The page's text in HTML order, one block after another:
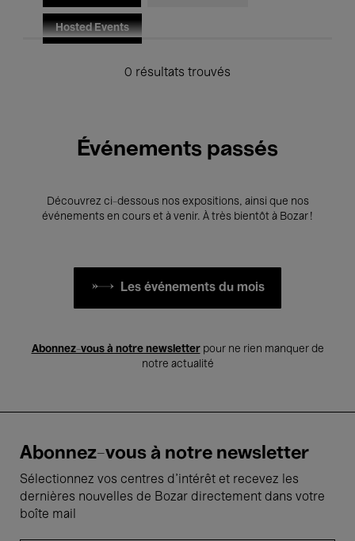
Hosted Events
0 résultats trouvés
Événements passés
Découvrez ci-dessous nos expositions, ainsi que nos
événements en cours et à venir. À très bientôt à Bozar !
Les événements du mois
Abonnez-vous à notre newsletterpour ne rien manquer de
notre actualité
Abonnez-vous à notre newsletter
Sélectionnez vos centres d'intérêt et recevez les
dernières nouvelles de Bozar directement dans votre
boîte mail